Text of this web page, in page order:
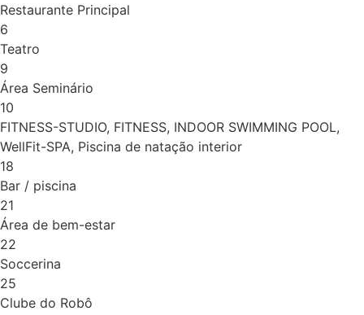
Restaurante Principal
6
Teatro
9
Área Seminário
10
FITNESS-STUDIO, FITNESS, INDOOR SWIMMING POOL,
WellFit-SPA, Piscina de natação interior
18
Bar / piscina
21
Área de bem-estar
22
Soccerina
25
Clube do Robô